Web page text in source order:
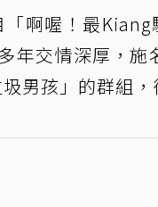
啊喔！最
年交情深厚，
男孩」的群組